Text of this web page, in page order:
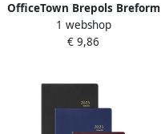
OfficeTown Brepols Breform
Polyprop geassorteerde
kleuren 2019
1 webshop
€ 9,86